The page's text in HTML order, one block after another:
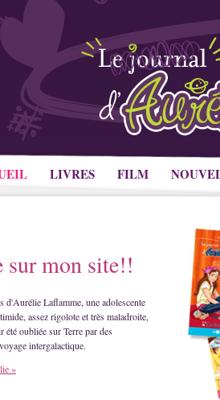
LIVRES FILM
sur mon site!!
d'Aurélie Laflamme, une adolescente
assez rigolote et très maladroite,
oubliée sur Terre par des
intergalactique.
»